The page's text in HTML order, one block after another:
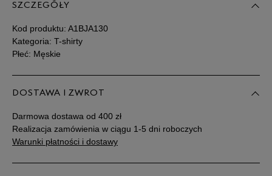
SZCZEGÓŁY
Kod produktu: A1BJA130
Kategoria: T-shirty
Płeć: Męskie
DOSTAWA I ZWROT
Darmowa dostawa od 400 zł
Realizacja zamówienia w ciągu 1-5 dni roboczych
Warunki płatności i dostawy